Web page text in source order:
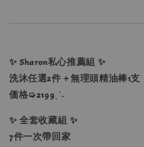
✨ Sharon私心推薦組 ✨
洗沐任選2件＋無理頭精油棒1支
価格➭2199ˎˊ˗
✨ 全套收藏組 ✨
7件一次帶回家